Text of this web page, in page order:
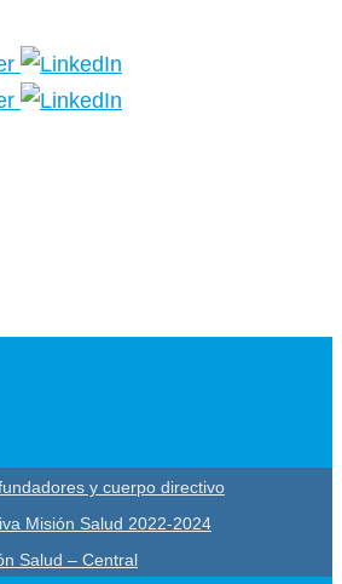
y cuerpo directivo
Misión Salud 2022-2024
Salud – Central